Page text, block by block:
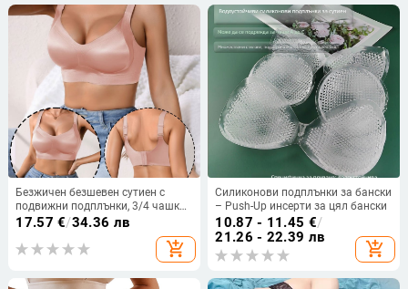
Безжичен безшевен сутиен с
подвижни подплънки, 3/4 чашка,
сменяеми двойни презрамки и
четириредово закопчаване отзад
17.57 €/34.36 лв
add_shopping_cart
Силиконови подплънки за бански
– Push-Up инсерти за цял бански
10.87 - 11.45 €/
21.26 - 22.39 лв
add_shopping_cart